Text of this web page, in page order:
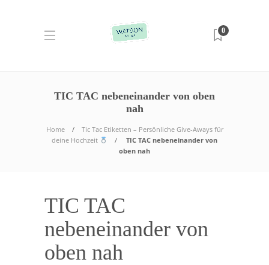
0
TIC TAC nebeneinander von oben
nah
Home
Tic Tac Etiketten – Persönliche Give-Aways für
deine Hochzeit
TIC TAC nebeneinander von
oben nah
TIC TAC
nebeneinander von
oben nah